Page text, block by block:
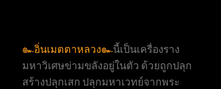
๛อิ่นเมตตาหลวง๛นี้เป็นเครื่องราง
มหาวิเศษข่ามขลังอยู่ในตัว ด้วยถูกปลุก
สร้างปลุกเสก ปลุกมหาเวทย์จากพระ